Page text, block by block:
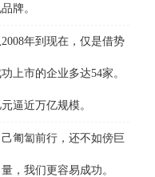
牌。
年到现在，仅是借势
上市的企业多达54家。
逼近万亿规模。
匍匐前行，还不如傍巨
，我们更容易成功。